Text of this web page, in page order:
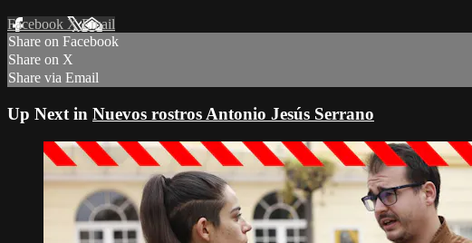
Facebook XEmail
Share on Facebook
Share on X
Share via Email
Up Next in Nuevos rostros Antonio Jesús Serrano